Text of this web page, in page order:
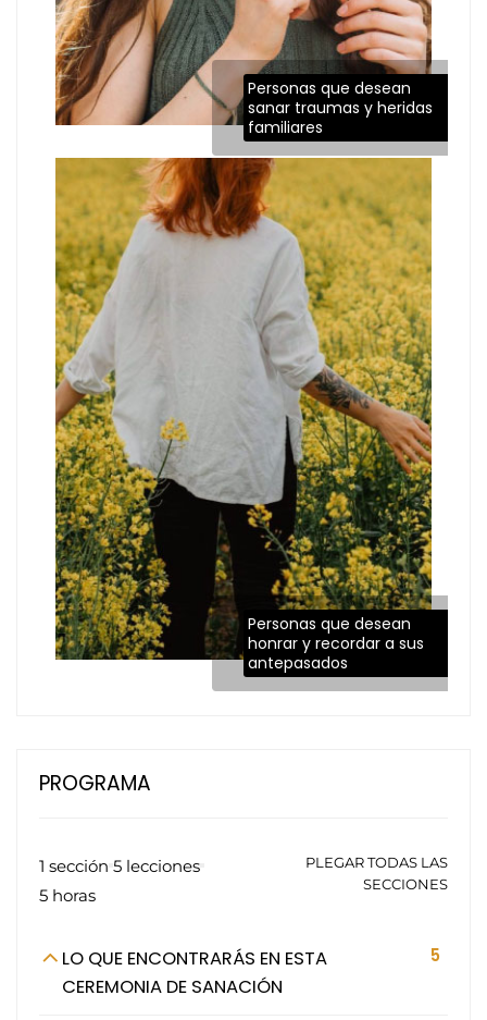
Personas que desean
sanar traumas y heridas
familiares
Personas que desean
honrar y recordar a sus
antepasados
PROGRAMA
1 sección 5 lecciones
5 horas
PLEGAR TODAS LAS
SECCIONES
LO QUE ENCONTRARÁS EN ESTA
CEREMONIA DE SANACIÓN
5